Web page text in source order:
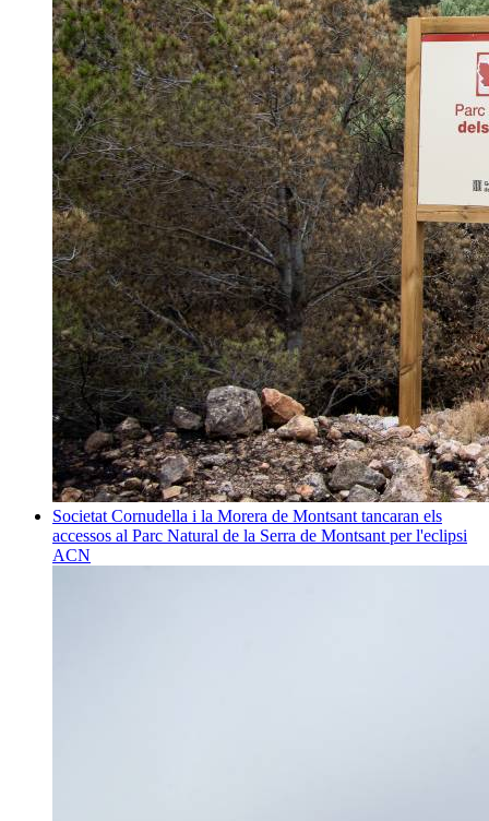
Societat Cornudella i la Morera de Montsant tancaran els
accessos al Parc Natural de la Serra de Montsant per l'eclipsi
ACN